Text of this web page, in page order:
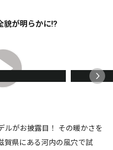
貌が明らかに!?
ルがお披露目！ その暖かさを
賀県にある河内の風穴で試